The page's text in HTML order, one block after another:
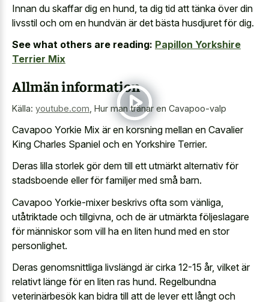
Innan du skaffar dig en hund, ta dig tid att tänka över din
livsstil och om en hundvän är det bästa husdjuret för dig.
See what others are reading: Papillon Yorkshire
Terrier Mix
Allmän information
Källa: youtube.com Hur man tränar en Cavapoo-valp
Cavapoo Yorkie Mix är en korsning mellan en Cavalier
King Charles Spaniel och en Yorkshire Terrier.
Deras lilla storlek gör dem till ett utmärkt alternativ för
stadsboende eller för familjer med små barn.
Cavapoo Yorkie-mixer beskrivs ofta som vänliga,
utåtriktade och tillgivna, och de är utmärkta följeslagare
för människor som vill ha en liten hund med en stor
personlighet.
Deras genomsnittliga livslängd är cirka 12-15 år, vilket är
relativt länge för en liten ras hund. Regelbundna
veterinärbesök kan bidra till att de lever ett långt och